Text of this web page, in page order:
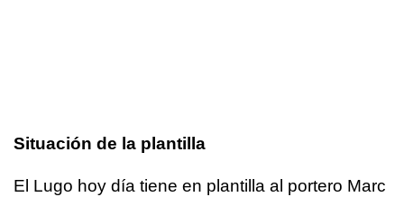
Situación de la plantilla
El Lugo hoy día tiene en plantilla al portero Marc